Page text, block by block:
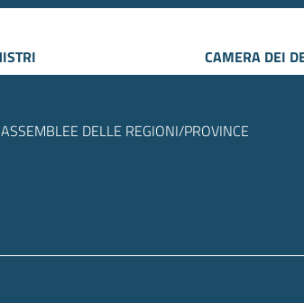
CAMERA DEI
DELLE REGIONI/PROVINCE